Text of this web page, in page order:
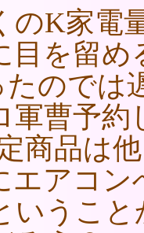
K家電
目を留め
たのでは
軍曹予約
商品は
エアコ
いうこ